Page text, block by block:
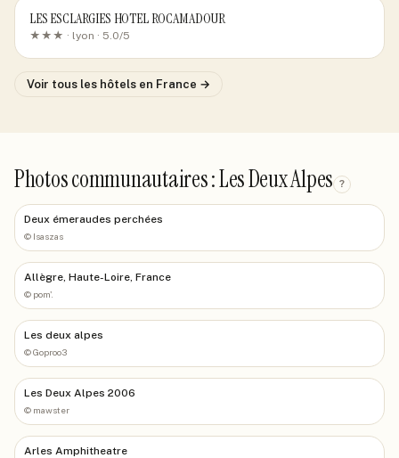
LES ESCLARGIES HOTEL ROCAMADOUR
★★★ · lyon · 5.0/5
Voir tous les hôtels en France →
Photos communautaires : Les Deux Alpes ?
Deux émeraudes perchées
© Isaszas
Allègre, Haute-Loire, France
© pom'.
Les deux alpes
©Goproo3
Les Deux Alpes 2006
© mawster
Arles Amphitheatre